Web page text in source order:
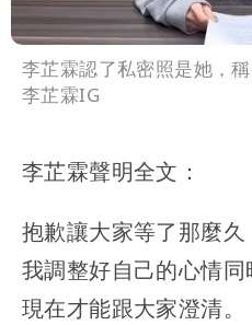
李芷霖認了私密照是她，
李芷霖IG
李芷霖聲明全文 ：
抱歉讓大家等了那麼久
我調整好自己的心情
現在才能跟大家澄清。